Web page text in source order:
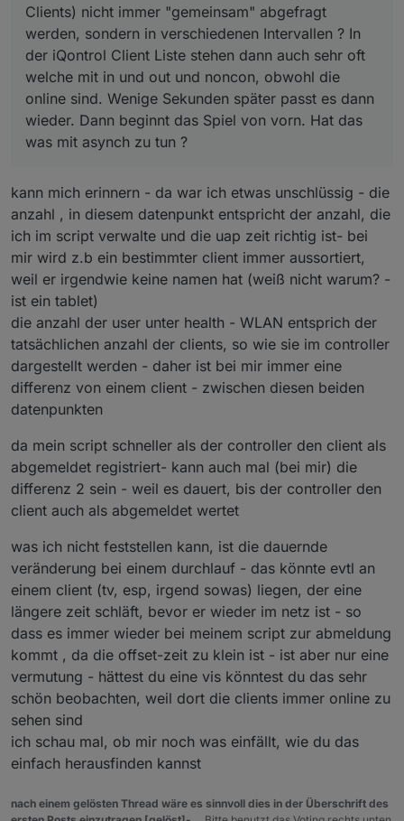
Clients) nicht immer "gemeinsam" abgefragt
werden, sondern in verschiedenen Intervallen ? In
der iQontrol Client Liste stehen dann auch sehr oft
welche mit in und out und noncon, obwohl die
online sind. Wenige Sekunden später passt es dann
wieder. Dann beginnt das Spiel von vorn. Hat das
was mit asynch zu tun ?
kann mich erinnern - da war ich etwas unschlüssig - die
anzahl , in diesem datenpunkt entspricht der anzahl, die
ich im script verwalte und die uap zeit richtig ist- bei
mir wird z.b ein bestimmter client immer aussortiert,
weil er irgendwie keine namen hat (weiß nicht warum? -
ist ein tablet)
die anzahl der user unter health - WLAN entsprich der
tatsächlichen anzahl der clients, so wie sie im controller
dargestellt werden - daher ist bei mir immer eine
differenz von einem client - zwischen diesen beiden
datenpunkten
da mein script schneller als der controller den client als
abgemeldet registriert- kann auch mal (bei mir) die
differenz 2 sein - weil es dauert, bis der controller den
client auch als abgemeldet wertet
was ich nicht feststellen kann, ist die dauernde
veränderung bei einem durchlauf - das könnte evtl an
einem client (tv, esp, irgend sowas) liegen, der eine
längere zeit schläft, bevor er wieder im netz ist - so
dass es immer wieder bei meinem script zur abmeldung
kommt , da die offset-zeit zu klein ist - ist aber nur eine
vermutung - hättest du eine vis könntest du das sehr
schön beobachten, weil dort die clients immer online zu
sehen sind
ich schau mal, ob mir noch was einfällt, wie du das
einfach herausfinden kannst
nach einem gelösten Thread wäre es sinnvoll dies in der Überschrift des